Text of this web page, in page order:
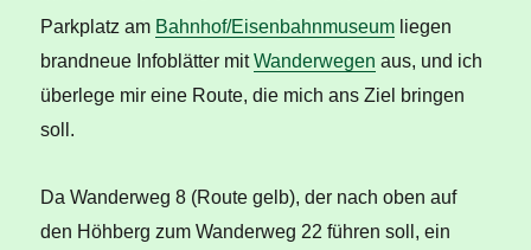
Parkplatz am Bahnhof/Eisenbahnmuseum liegen
brandneue Infoblätter mitWanderwegen aus, und ich
überlege mir eine Route, die mich ans Ziel bringen
soll.
Da Wanderweg 8 (Route gelb), der nach oben auf
den Höhberg zum Wanderweg 22 führen soll, ein